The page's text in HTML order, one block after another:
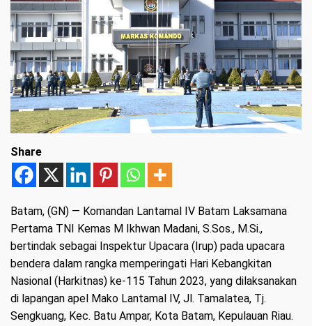
Share
Batam, (GN) — Komandan Lantamal IV Batam Laksamana
Pertama TNI Kemas M Ikhwan Madani, S.Sos., M.Si.,
bertindak sebagai Inspektur Upacara (Irup) pada upacara
bendera dalam rangka memperingati Hari Kebangkitan
Nasional (Harkitnas) ke-115 Tahun 2023, yang dilaksanakan
di lapangan apel Mako Lantamal IV, Jl. Tamalatea, Tj.
Sengkuang, Kec. Batu Ampar, Kota Batam, Kepulauan Riau.